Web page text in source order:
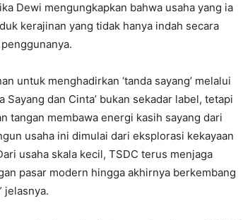
Dewi mengungkapkan bahwa usaha yang ia
kerajinan yang tidak hanya indah secara
untuk menghadirkan ‘tanda sayang’ melalui
Sayang dan Cinta’ bukan sekadar label, tetapi
tangan membawa energi kasih sayang dari
usaha ini dimulai dari eksplorasi kekayaan
usaha skala kecil, TSDC terus menjaga
pasar modern hingga akhirnya berkembang
jelasnya.